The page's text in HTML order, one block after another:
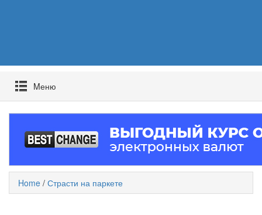
Mеню
Home / Страсти на паркете